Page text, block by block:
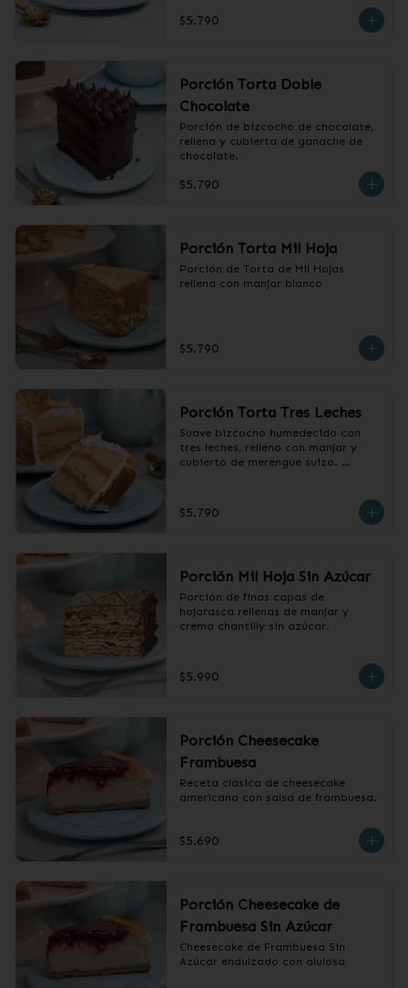
$5.790
Porción Torta Doble
Chocolate
Porción de bizcocho de chocolate,
rellena y cubierta de ganache de
chocolate.
$5.790
Porción Torta Mil Hoja
Porción de Torta de Mil Hojas
rellena con manjar blanco
$5.790
Porción Torta Tres Leches
Suave bizcocho humedecido con
tres leches, relleno con manjar y
cubierto de merengue suizo.
$5.790
Porción Mil Hoja Sin Azúcar
Porción de finas capas de
hojarasca rellenas de manjar y
crema chantilly sin azúcar.
$5.990
Porción Cheesecake
Frambuesa
Receta clásica de cheesecake
americano con salsa de frambuesa.
$5.690
Porción Cheesecake de
Frambuesa Sin Azúcar
Cheesecake de Frambuesa Sin
Azúcar endulzado con alulosa